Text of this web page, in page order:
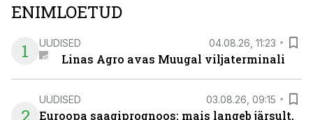
ENIMLOETUD
1
UUDISED 04.08.26, 11:23
Linas Agro avas Muugal viljaterminali
UUDISED 03.08.26, 09:15
Euroopa saagiprognoos: mais langeb järsult,